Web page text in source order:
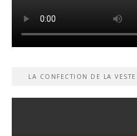
LA CONFECTION DE LA